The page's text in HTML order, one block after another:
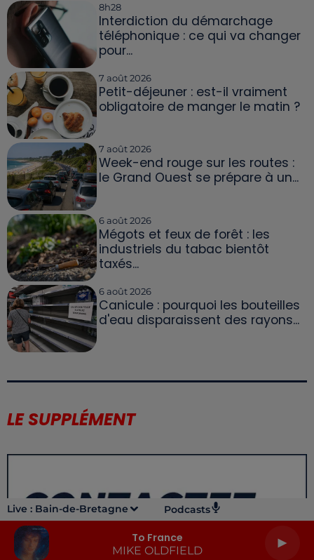
Live : Bain-de-Bretagne Podcasts
To France
MIKE OLDFIELD
8h28
Interdiction du démarchage
téléphonique : ce qui va changer
pour...
7 août 2026
Petit-déjeuner : est-il vraiment
obligatoire de manger le matin ?
7 août 2026
Week-end rouge sur les routes :
le Grand Ouest se prépare à un...
6 août 2026
Mégots et feux de forêt : les
industriels du tabac bientôt
taxés...
6 août 2026
Canicule : pourquoi les bouteilles
d'eau disparaissent des rayons...
LE SUPPLÉMENT